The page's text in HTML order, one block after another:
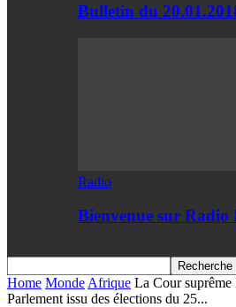
Bulletin du
Radio
Bienvenue sur
Home Monde Afrique La Cour
Parlement issu des élections du 25...